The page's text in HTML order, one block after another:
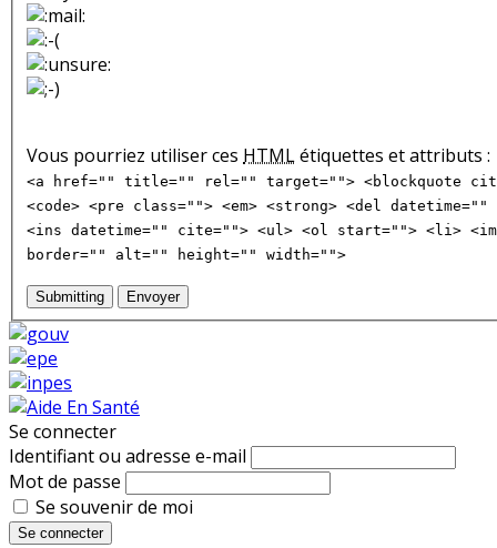
Vous pourriez utiliser ces HTMLétiquettes et attributs :
<a href="" title="" rel="" target=""> <blockquote
<code> <pre class=""> <em> <strong> <del
<ins datetime="" cite=""> <ul> <ol start=""> <li>
border="" alt="" height="" width="">
Submitting Envoyer
Se connecter
Identifiant ou adresse e-mail
Mot de passe
Se souvenir de moi
Se connecter